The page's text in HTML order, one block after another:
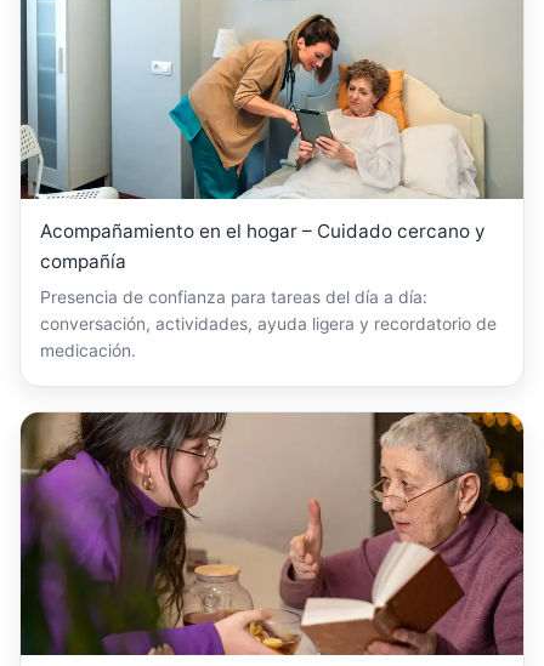
Acompañamiento en el hogar – Cuidado cercano y
compañía
Presencia de confianza para tareas del día a día:
conversación, actividades, ayuda ligera y recordatorio de
medicación.